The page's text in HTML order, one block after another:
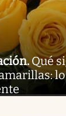
. Qué